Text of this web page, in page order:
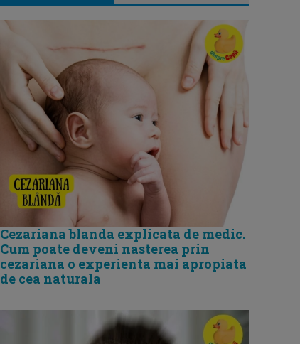
Cezariana blanda explicata de medic.
Cum poate deveni nasterea prin
cezariana o experienta mai apropiata
de cea naturala